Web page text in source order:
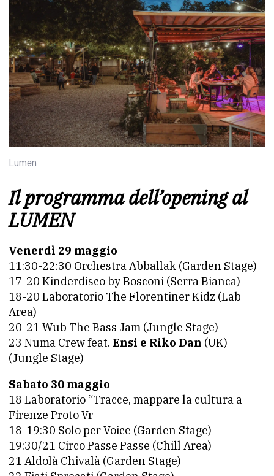
Lumen
Il programma dell’opening al
LUMEN
Venerdì 29 maggio
11:30-22:30 Orchestra Abballak (Garden Stage)
17-20 Kinderdisco by Bosconi (Serra Bianca)
18-20 Laboratorio The Florentiner Kidz (Lab
Area)
20-21 Wub The Bass Jam (Jungle Stage)
23 Numa Crew feat. Ensi e Riko Dan (UK)
(Jungle Stage)
Sabato 30 maggio
18 Laboratorio “Tracce, mappare la cultura a
Firenze Proto Vr
18-19:30 Solo per Voice (Garden Stage)
19:30/21 Circo Passe Passe (Chill Area)
21 Aldolà Chivalà (Garden Stage)